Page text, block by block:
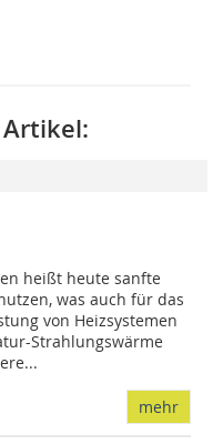
heißt heute sanfte
was auch für das
von Heizsystemen
Strahlungswärme
mehr